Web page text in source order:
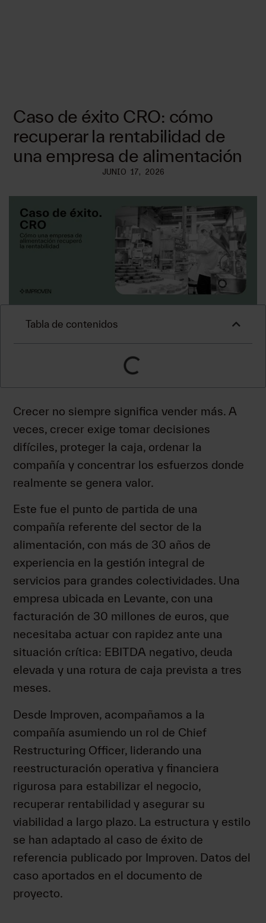
Caso de éxito CRO: cómo
recuperar la rentabilidad de
una empresa de alimentación
JUNIO 17, 2026
Tabla de contenidos
Crecer no siempre significa vender más. A
veces, crecer exige tomar decisiones
difíciles, proteger la caja, ordenar la
compañía y concentrar los esfuerzos donde
realmente se genera valor.
Este fue el punto de partida de una
compañía referente del sector de la
alimentación, con más de 30 años de
experiencia en la gestión integral de
servicios para grandes colectividades. Una
empresa ubicada en Levante, con una
facturación de 30 millones de euros, que
necesitaba actuar con rapidez ante una
situación crítica: EBITDA negativo, deuda
elevada y una rotura de caja prevista a tres
meses.
Desde Improven, acompañamos a la
compañía asumiendo un rol de Chief
Restructuring Officer, liderando una
reestructuración operativa y financiera
rigurosa para estabilizar el negocio,
recuperar rentabilidad y asegurar su
viabilidad a largo plazo. La estructura y estilo
se han adaptado al caso de éxito de
referencia publicado por Improven. Datos del
caso aportados en el documento de
proyecto.